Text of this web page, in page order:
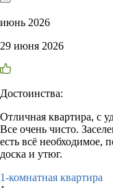
июнь 2026
29 июня 2026
Достоинства:
Отличная квартира, с
Все очень чисто.
есть всё необходимое,
доска и утюг.
1-комнатная квартира